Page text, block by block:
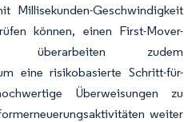
Millisekunden-Geschwindigkeit
können, einen First-Mover-
überarbeiten zudem
eine risikobasierte Schritt-für-
Überweisungen zu
weiter